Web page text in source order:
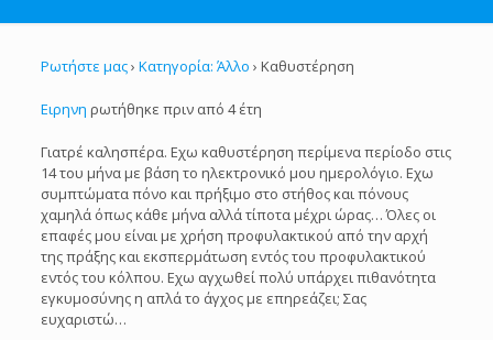
Ρωτήστε μας› Κατηγορία: Άλλο › Καθυστέρηση
Ειρηνη ρωτήθηκε πριν από 4 έτη
Γιατρέ καλησπέρα. Εχω καθυστέρηση περίμενα περίοδο στις
14 του μήνα με βάση το ηλεκτρονικό μου ημερολόγιο. Εχω
συμπτώματα πόνο και πρήξιμο στο στήθος και πόνους
χαμηλά όπως κάθε μήνα αλλά τίποτα μέχρι ώρας… Όλες οι
επαφές μου είναι με χρήση προφυλακτικού από την αρχή
της πράξης και εκσπερμάτωση εντός του προφυλακτικού
εντός του κόλπου. Εχω αγχωθεί πολύ υπάρχει πιθανότητα
εγκυμοσύνης η απλά το άγχος με επηρεάζει; Σας
ευχαριστώ…